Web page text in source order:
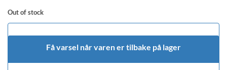
Out of stock
Få varsel når varen er tilbake på lager